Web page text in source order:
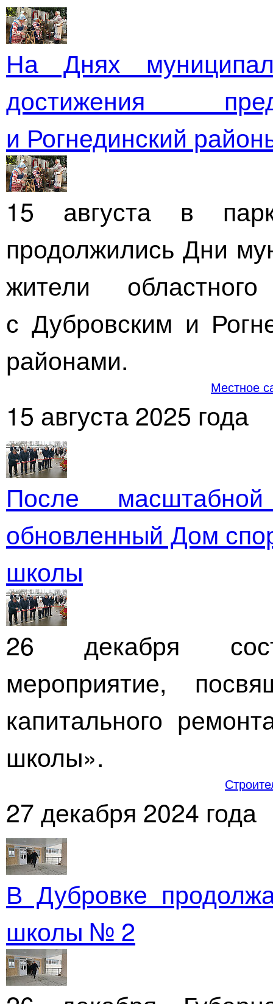
На Днях
достижения
и Рогнединский
15 августа в
продолжились Дни
жители
с Дубровским и
районами.
Местное
15 августа 2025 года
После
обновленный Дом
школы
26 декабря
мероприятие,
капитального
школы».
27 декабря 2024 года
В Дубровке
школы № 2